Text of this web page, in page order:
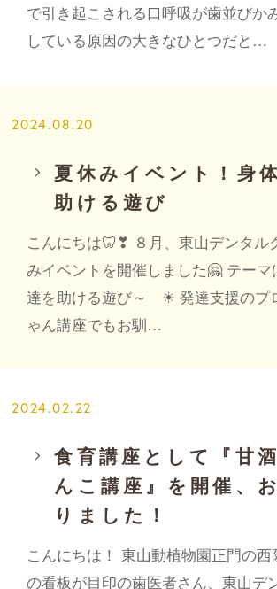
で引き起こされる口呼吸が歯並びか
している原因の大きなひとつだと…
2024.08.20
夏休みイベント！身
助ける遊び
こんにちは🦷❣ ８月、東山デンタル
みイベントを開催しました🤗 テー
達を助ける遊び～ ☀ 発達支援のプ
ゃん講座でもお馴…
2024.02.22
食育講座として『甘
んこ講座』を開催、
りました！
こんにちは！ 東山動植物園正門の
の看板が目印の歯医者さん、東山デ